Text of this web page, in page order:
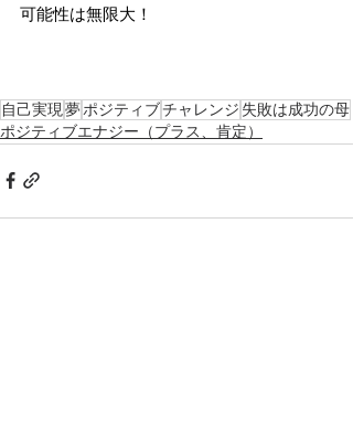
可能性は無限大！
自己実現 夢 ポジティブ チャレンジ 失敗は成功の母
ポジティブエナジー（プラス、肯定）